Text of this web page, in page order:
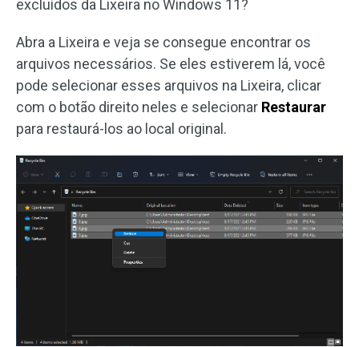
excluídos da Lixeira no Windows 11?
Abra a Lixeira e veja se consegue encontrar os
arquivos necessários. Se eles estiverem lá, você
pode selecionar esses arquivos na Lixeira, clicar
com o botão direito neles e selecionar Restaurar
para restaurá-los ao local original.